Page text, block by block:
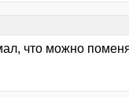
что можно